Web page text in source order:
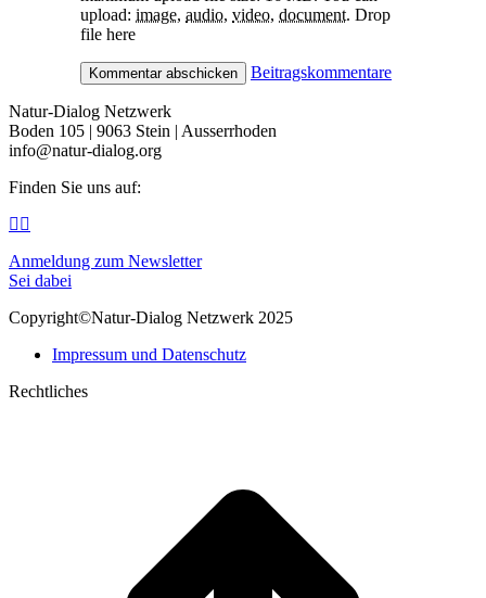
upload: image, audio, video, document. Drop
file here
Beitragskommentare
Natur-Dialog Netzwerk
Boden 105 | 9063 Stein | Ausserrhoden
info@natur-dialog.org
Finden Sie uns auf:
Linkedin
opens
in
window
page
opens
new
Anmeldung zum Newsletter
Sei dabei
Copyright©Natur-Dialog Netzwerk 2025
Impressum und Datenschutz
Rechtliches